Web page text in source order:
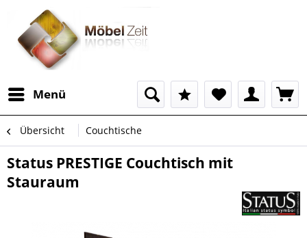
Menü
Übersicht Couchtische
Status PRESTIGE Couchtisch mit
Stauraum